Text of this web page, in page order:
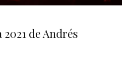
2021 de Andrés